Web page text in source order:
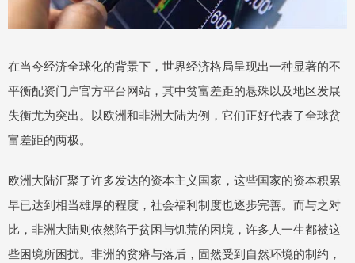
在当今经济全球化的背景下，世界经济格局呈现出一种显著的不
平衡配资门户官方平台网站，其中贫富差距的悬殊以及地区发展
失衡尤为突出。以欧洲和非洲大陆为例，它们正好代表了全球贫
富差距的两极。
欧洲大陆汇聚了许多发达的资本主义国家，这些国家的资本积累
早已达到相当雄厚的程度，社会福利制度也逐步完善。而与之对
比，非洲大陆则依然陷于贫困与饥荒的困境，许多人一生都被这
些困境所困扰。非洲的贫瘠与落后，固然受到自然环境的制约，